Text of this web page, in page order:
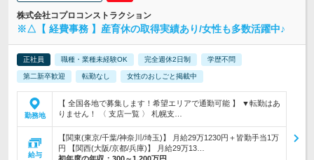
株式会社コプロコンストラクション
※△【 経費事務 】産育休の取得実績あり/女性も多数活躍中♪
正社員 職種・業種未経験OK 完全週休2日制 学歴不問
第二新卒歓迎 転勤なし 女性のおしごと掲載中
勤務地
【 全国各地で募集します！希望エリアで通勤可能 】 ▼転勤はあ
りません！ 〈 支店一覧 〉 札幌支…
給与
【関東(東京/千葉/神奈川/埼玉)】 月給29万1230円＋皆勤手当1万
円 【関西(大阪/京都/兵庫)】 月給29万13…